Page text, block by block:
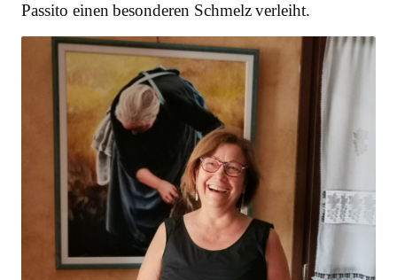
Passito einen besonderen Schmelz verleiht.